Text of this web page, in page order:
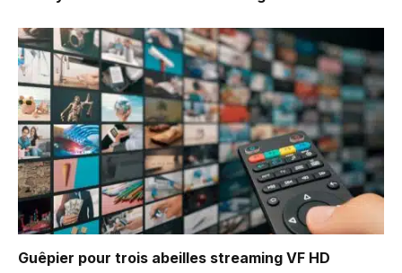
Guêpier pour trois abeilles streaming VF HD